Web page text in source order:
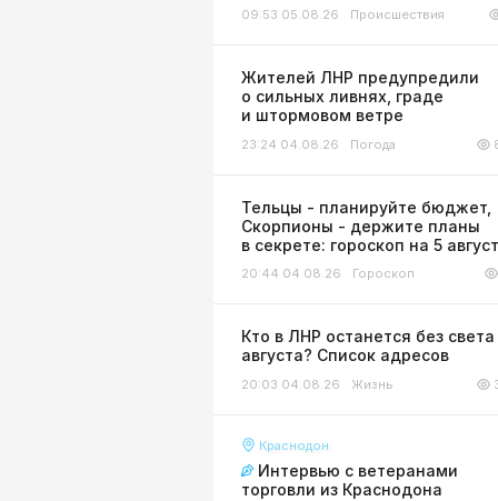
09:53 05.08.26 Происшествия
Жителей ЛНР предупредили
о сильных ливнях, граде
и штормовом ветре
23:24 04.08.26 Погода
Тельцы - планируйте бюджет,
Скорпионы - держите планы
в секрете: гороскоп на 5
20:44 04.08.26 Гороскоп
Кто в ЛНР останется без света
августа? Список адресов
20:03 04.08.26 Жизнь
Краснодон
Интервью с ветеранами
торговли из Краснодона